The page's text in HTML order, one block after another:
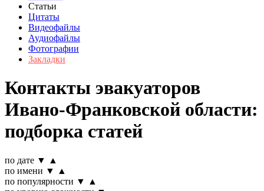
Статьи
Цитаты
Видеофайлы
Аудиофайлы
Фотографии
Закладки
Контакты эвакуаторов
Ивано-Франковской области:
подборка статей
по дате ▼
▲
по имени ▼
▲
по популярности ▼
▲